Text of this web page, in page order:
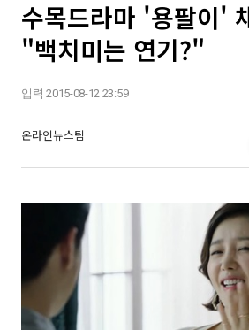
수목드라마 '용팔이'
"백치미는 연기?"
입력 2015-08-12 23:59
온라인뉴스팀